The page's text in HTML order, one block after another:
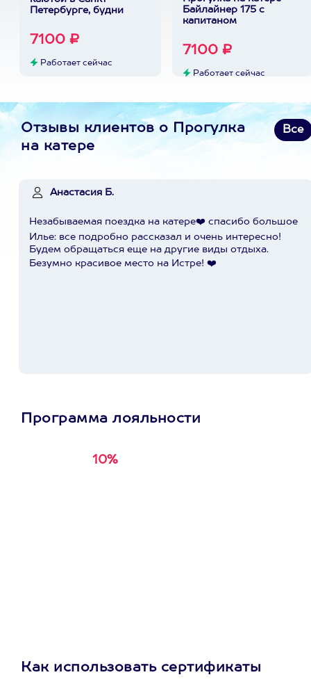
Петербурге, будни
7100 ₽
Работает сейчас
Байлайнер 175 с
капитаном
7100 ₽
Работает сейчас
Отзывы клиентов о Прогулка
на катере
Все
Анастасия Б.
Незабываемая поездка на катере❤️ спасибо большое
Илье: все подробно рассказал и очень интересно!
Будем обращаться еще на другие виды отдыха.
Безумно красивое место на Истре! ❤️
Программа лояльности
10%
Как использовать сертификаты